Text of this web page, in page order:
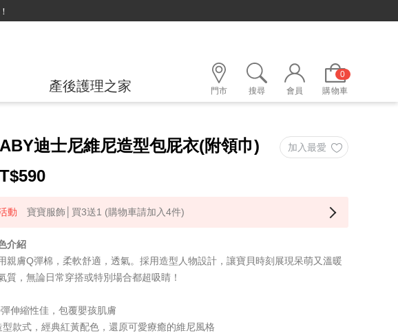
產後護理之家 門市 搜尋 會員
0
購物車
迪士尼維尼造型包屁衣(附領巾)
590
寶寶服飾│買3送1 (購物車請加入4件)
介紹
親膚Q彈棉，柔軟舒適，透氣。採用造型人物設計，讓寶貝時刻展現呆萌又溫暖
質，無論日常穿搭或特別場合都超吸睛！
伸縮性佳，包覆嬰孩肌膚
型款式，經典紅黃配色，還原可愛療癒的維尼風格